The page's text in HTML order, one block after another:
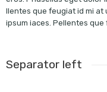
llentes que feugiat id mi at
ipsum iaces. Pellentes
Separator left